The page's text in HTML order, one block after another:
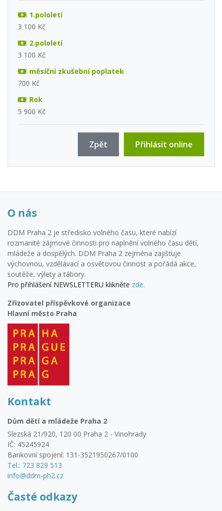
1.pololetí
3 100 Kč
2.pololetí
3 100 Kč
měsíční zkušební poplatek
700 Kč
Rok
5 900 Kč
Přihlásit online
Zpět
O nás
DDM Praha 2 je středisko volného času, které nabízí
rozmanité zájmové činnosti pro naplnění volného času dětí,
mládeže a dospělých. DDM Praha 2 zejména zajišťuje
výchovnou, vzdělávací a osvětovou činnost a pořádá akce,
soutěže, výlety a tábory.
Pro přihlášení NEWSLETTERU klikněte zde.
Zřizovatel příspěvkové organizace
Hlavní město Praha
Kontakt
Dům dětí a mládeže Praha 2
Slezská 21/920, 120 00 Praha 2 - Vinohrady
IČ: 45245924
Bankovní spojení: 131-3521950267/0100
Tel.: 723 829 513
info@ddm-ph2.cz
Časté odkazy